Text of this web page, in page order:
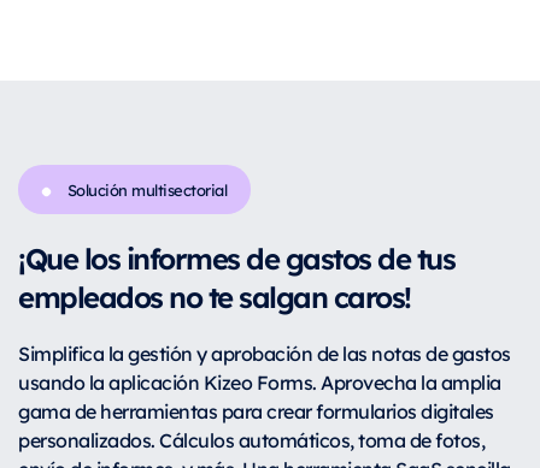
Solución multisectorial
¡Que los informes de gastos de tus
empleados no te salgan caros!
Simplifica la gestión y aprobación de las notas de gastos
usando la aplicación Kizeo Forms. Aprovecha la amplia
gama de herramientas para crear formularios digitales
personalizados. Cálculos automáticos, toma de fotos,